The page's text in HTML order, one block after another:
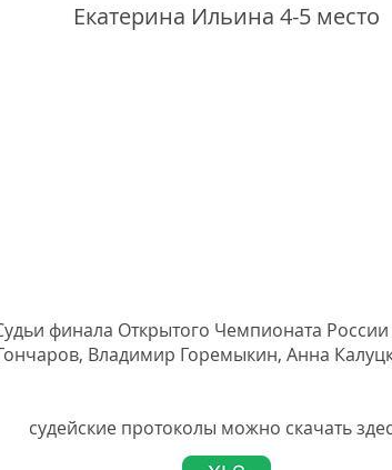
Екатерина Ильина 4-5 место
Чемпионата России по
Владимир Горемыкин, Анна
можно скачать